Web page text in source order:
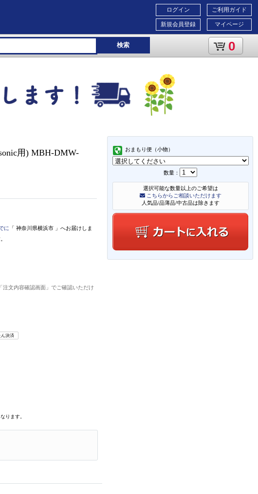
ご利用ガイド
マイページ
ログイン
新規会員登録
検索 0
おまもり便（小物）
数量：
選択可能な数量以上のご希望は
こちらからご相談いただけます
人気品/品薄品/中古品は除きます
用) MBH-DMW-
に 「 神奈川県横浜市 」 へお届けしま
文内容確認画面」でご確認いただけ
ん決済
ります。